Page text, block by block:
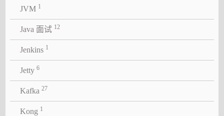
JVM 1
Java 面试 12
Jenkins 1
Jetty 6
Kafka 27
Kong 1